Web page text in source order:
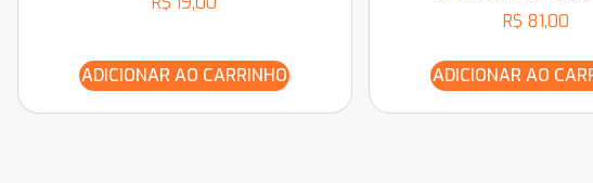
ADICIONAR AO CARRINHO
R$ 81,00
ADICIONAR AO